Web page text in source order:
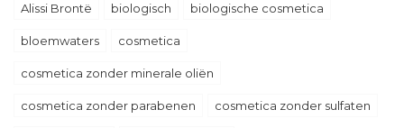
Alissi Brontë biologisch biologische cosmetica
bloemwaters cosmetica
cosmetica zonder minerale oliën
cosmetica zonder parabenen cosmetica zonder sulfaten